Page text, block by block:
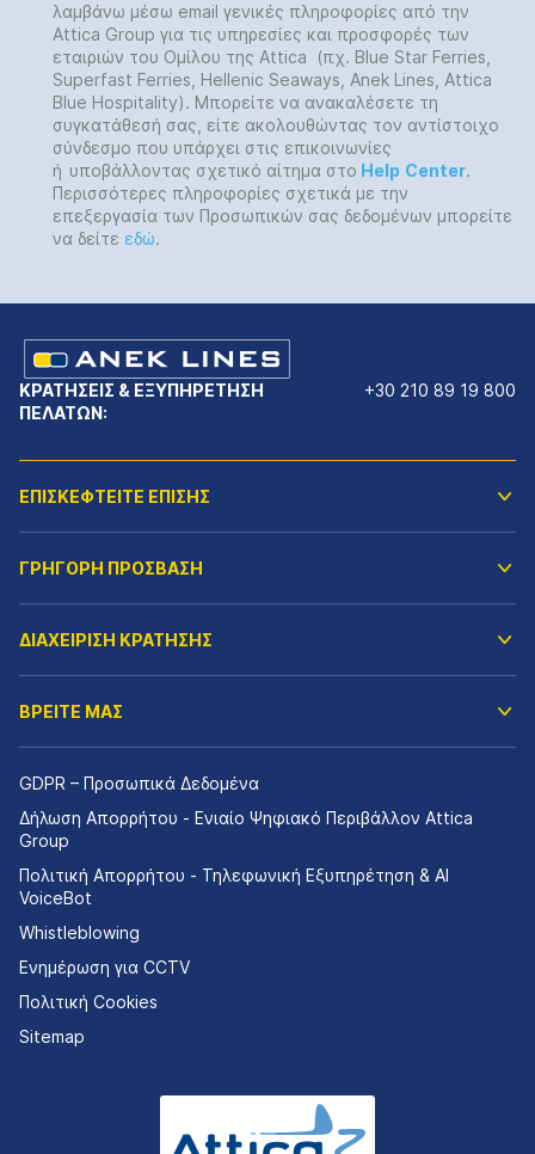
λαμβάνω μέσω email γενικές πληροφορίες από την
Attica Group για τις υπηρεσίες και προσφορές των
εταιριών του Ομίλου της Attica (πχ. Blue Star Ferries,
Superfast Ferries, Hellenic Seaways, Anek Lines, Attica
Blue Hospitality). Μπορείτε να ανακαλέσετε τη
συγκατάθεσή σας, είτε ακολουθώντας τον αντίστοιχο
σύνδεσμο που υπάρχει στις επικοινωνίες
ή υποβάλλοντας σχετικό αίτημα στο Help Center.
Περισσότερες πληροφορίες σχετικά με την
επεξεργασία των Προσωπικών σας δεδομένων μπορείτε
να δείτε εδώ.
ΚΡΑΤΗΣΕΙΣ & ΕΞΥΠΗΡΕΤΗΣΗ
ΠΕΛΑΤΩΝ:
+30 210 89 19 800
ΕΠΙΣΚΕΦΤΕΙΤΕ ΕΠΙΣΗΣ
ΓΡΗΓΟΡΗ ΠΡΟΣΒΑΣΗ
ΔΙΑΧΕΙΡΙΣΗ ΚΡΑΤΗΣΗΣ
ΒΡΕΙΤΕ ΜΑΣ
GDPR – Προσωπικά Δεδομένα
Δήλωση Απορρήτου - Ενιαίο Ψηφιακό Περιβάλλον Attica
Group
Πολιτική Απορρήτου - Τηλεφωνική Εξυπηρέτηση & AI
VoiceBot
Whistleblowing
Ενημέρωση για CCTV
Πολιτική Cookies
Sitemap